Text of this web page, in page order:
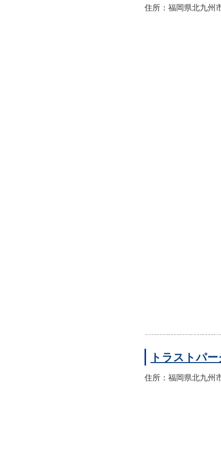
住所：福岡県北九州
トラストパ
住所：福岡県北九州